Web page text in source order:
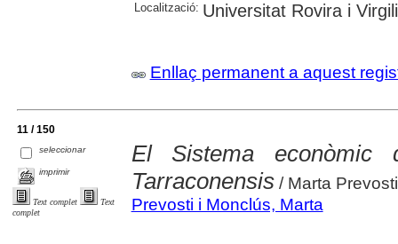
Localització: Universitat Rovira i Virgili
Enllaç permanent a aquest
11 / 150
seleccionar
imprimir
Text complet
Text
complet
El Sistema econòmic
Tarraconensis/ Marta
Prevosti i Monclús, Marta